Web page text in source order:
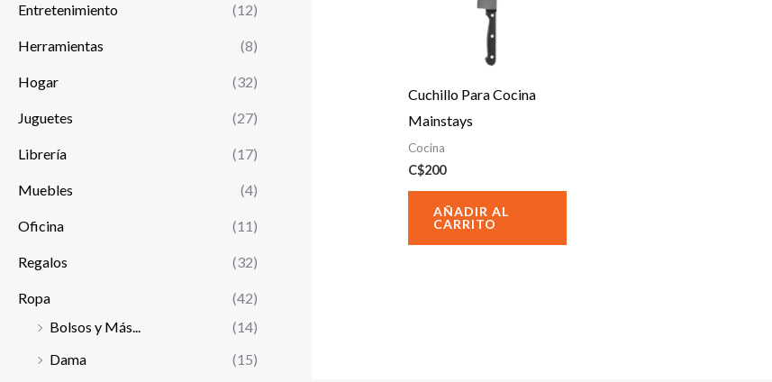
Entretenimiento (12)
Herramientas (8)
Hogar (32)
Juguetes (27)
Librería (17)
Muebles (4)
Oficina (11)
Regalos (32)
Ropa
(42)
Bolsos y Más...
(14)
Dama
(15)
Cuchillo Para Cocina
Mainstays
Cocina
C$200
AÑADIR AL
CARRITO